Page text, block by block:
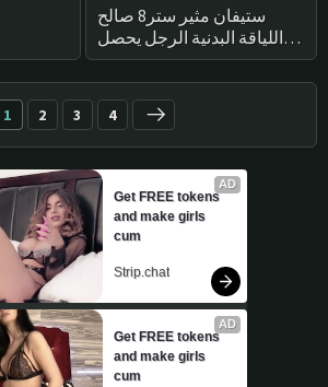
ستيفان مثير ستر8 صالح
اللياقة البدنية الرجل يحصل
رفعوا له الديك ضخمة من قبلنا
!
تدليك
مباشرة
1 2 3 4
AD
Get FREE tokens
and make girls
cum
Strip.chat
AD
Get FREE tokens
and make girls
cum